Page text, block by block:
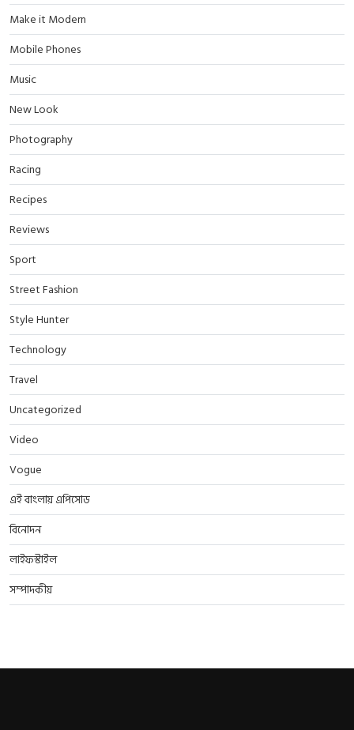
Make it Modern
Mobile Phones
Music
New Look
Photography
Racing
Recipes
Reviews
Sport
Street Fashion
Style Hunter
Technology
Travel
Uncategorized
Video
Vogue
এই বাংলায় এপিসোড
বিনোদন
লাইফস্টাইল
সম্পাদকীয়